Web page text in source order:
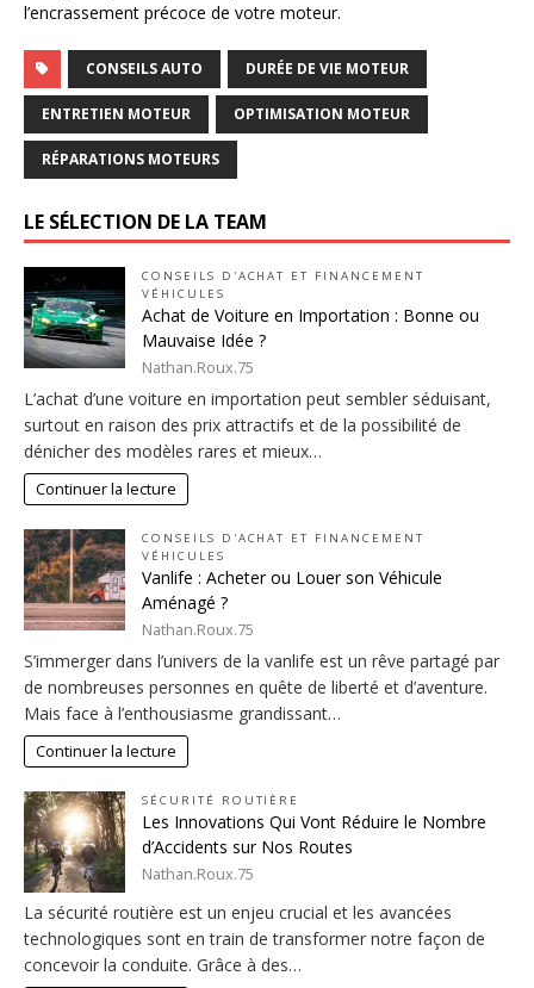
l’encrassement précoce de votre moteur.
CONSEILS AUTO DURÉE DE VIE MOTEUR
ENTRETIEN MOTEUR OPTIMISATION MOTEUR
RÉPARATIONS MOTEURS
LE SÉLECTION DE LA TEAM
CONSEILS D'ACHAT ET FINANCEMENT
VÉHICULES
Achat de Voiture en Importation : Bonne ou
Mauvaise Idée ?
Nathan.Roux.75
L’achat d’une voiture en importation peut sembler séduisant,
surtout en raison des prix attractifs et de la possibilité de
dénicher des modèles rares et mieux…
Continuer la lecture
CONSEILS D'ACHAT ET FINANCEMENT
VÉHICULES
Vanlife : Acheter ou Louer son Véhicule
Aménagé ?
Nathan.Roux.75
S’immerger dans l’univers de la vanlife est un rêve partagé par
de nombreuses personnes en quête de liberté et d’aventure.
Mais face à l’enthousiasme grandissant…
Continuer la lecture
SÉCURITÉ ROUTIÈRE
Les Innovations Qui Vont Réduire le Nombre
d’Accidents sur Nos Routes
Nathan.Roux.75
La sécurité routière est un enjeu crucial et les avancées
technologiques sont en train de transformer notre façon de
concevoir la conduite. Grâce à des…